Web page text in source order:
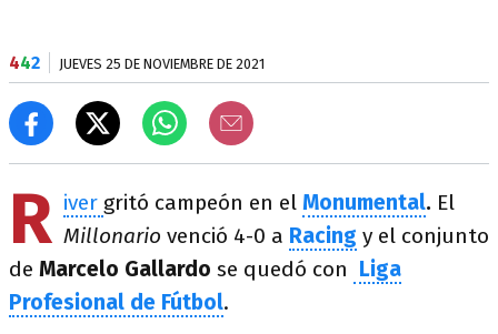
442 JUEVES 25 DE NOVIEMBRE DE 2021
R iver gritó campeón en el Monumental. El
Millonario venció 4-0 a Racing y el conjunto
de Marcelo Gallardo se quedó con Liga
Profesional de Fútbol.